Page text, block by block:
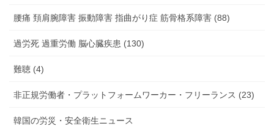
腰痛 頚肩腕障害 振動障害 指曲がり症 筋骨格系障害 (88)
過労死 過重労働 脳心臓疾患 (130)
難聴 (4)
非正規労働者・プラットフォームワーカー・フリーランス (23)
韓国の労災・安全衛生ニュース